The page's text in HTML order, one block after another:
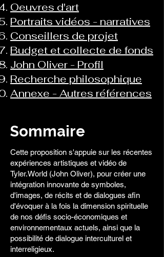
Oeuvres d'art
Portraits vidéos - narratives
Conseillers de projet
Budget et collecte de fonds
John Oliver - Profil
Recherche philosophique
Annexe - Autres références
Sommaire
Cette proposition s'appuie sur les récentes
expériences artistiques et vidéo de
Tyler.World (John Oliver), pour créer une
intégration innovante de symboles,
d'images, de récits et de dialogues afin
d'évoquer à la fois la dimension spirituelle
de nos défis socio-économiques et
environnementaux actuels, ainsi que la
possibilité de dialogue interculturel et
interreligieux.